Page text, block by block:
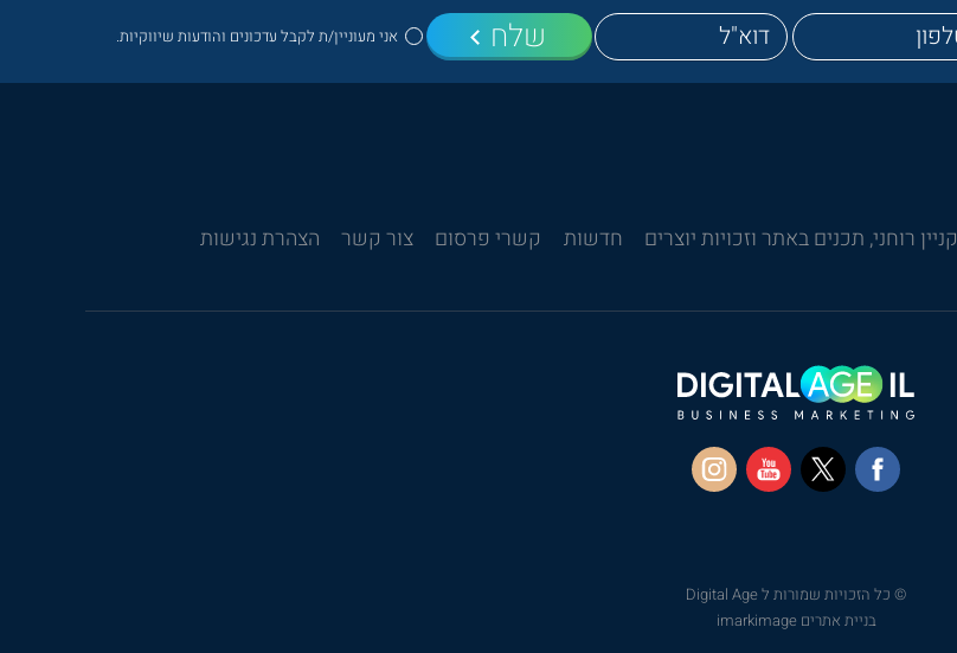
אני מעוניין/ת לקבל עדכונים והודעות שיווקיות. שלח
קניין רוחני, תכנים באתר וזכויות יוצרים חדשות קשרי פרסום צור קשר הצהרת נגישות
© כל הזכויות שמורות ל Digital Age
בניית אתרים imarkimage